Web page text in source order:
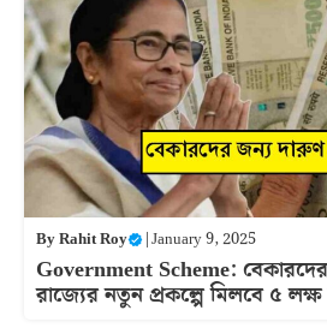
ByRahit Roy |January 9, 2025
Government Scheme:
রাজ্যের নতুন প্রকল্পে মিলবে ৫ লক্ষ